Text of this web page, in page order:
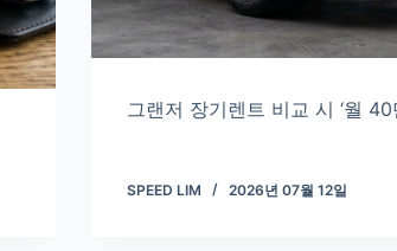
그랜저 장기렌트 비교 시 ‘월
SPEED LIM 2026년 07월 12일